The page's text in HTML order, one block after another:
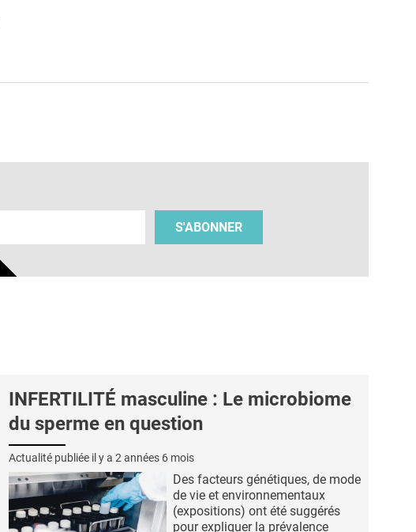
S'ABONNER
INFERTILITÉ masculine : Le microbiome
du sperme en question
Actualité publiée il y a 2 années 6 mois
Des facteurs génétiques, de mode
de vie et environnementaux
(expositions) ont été suggérés
pour expliquer la prévalence